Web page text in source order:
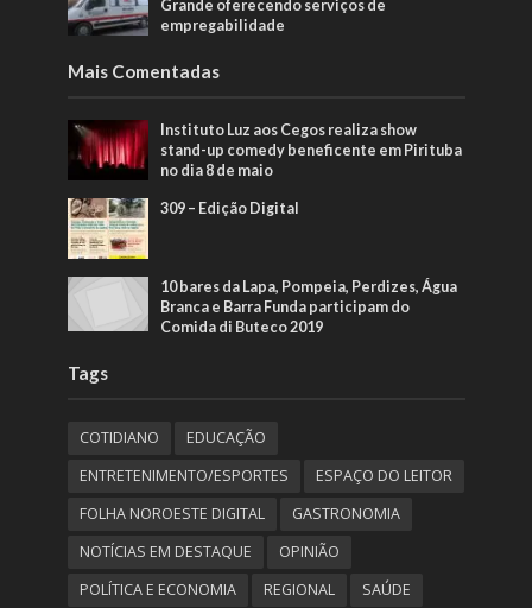
Grande oferecendo serviços de
empregabilidade
Mais Comentadas
Instituto Luz aos Cegos realiza show
stand-up comedy beneficente em Pirituba
no dia 8 de maio
309 – Edição Digital
10 bares da Lapa, Pompeia, Perdizes, Água
Branca e Barra Funda participam do
Comida di Buteco 2019
Tags
COTIDIANO
EDUCAÇÃO
ENTRETENIMENTO/ESPORTES
ESPAÇO DO LEITOR
FOLHA NOROESTE DIGITAL
GASTRONOMIA
NOTÍCIAS EM DESTAQUE
OPINIÃO
POLÍTICA E ECONOMIA
REGIONAL SAÚDE